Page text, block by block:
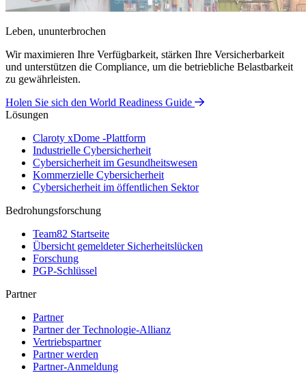
Leben, ununterbrochen
Wir maximieren Ihre Verfügbarkeit, stärken Ihre Versicherbarkeit
und unterstützen die Compliance, um die betriebliche Belastbarkeit
zu gewährleisten.
Holen Sie sich den World Readiness Guide
Lösungen
Claroty xDome -Plattform
Industrielle Cybersicherheit
Cybersicherheit im Gesundheitswesen
Kommerzielle Cybersicherheit
Cybersicherheit im öffentlichen Sektor
Bedrohungsforschung
Team82 Startseite
Übersicht gemeldeter Sicherheitslücken
Forschung
PGP-Schlüssel
Partner
Partner
Partner der Technologie-Allianz
Vertriebspartner
Partner werden
Partner-Anmeldung